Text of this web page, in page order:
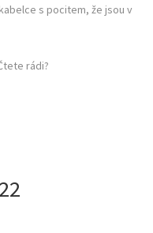
s pocitem, že jsou v
rádi?